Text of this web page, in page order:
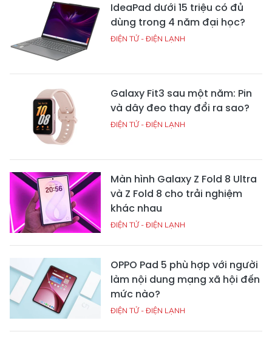
IdeaPad dưới 15 triệu có đủ
dùng trong 4 năm đại học?
ĐIỆN TỬ - ĐIỆN LẠNH
Galaxy Fit3 sau một năm: Pin
và dây đeo thay đổi ra sao?
ĐIỆN TỬ - ĐIỆN LẠNH
Màn hình Galaxy Z Fold 8 Ultra
và Z Fold 8 cho trải nghiệm
khác nhau
ĐIỆN TỬ - ĐIỆN LẠNH
OPPO Pad 5 phù hợp với người
làm nội dung mạng xã hội đến
mức nào?
ĐIỆN TỬ - ĐIỆN LẠNH